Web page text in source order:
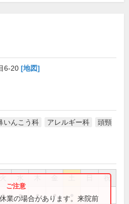
6-20 [地図]
いんこう科 アレルギー科
頭頸
祝
● ● ● ●
業の場合があります。来院前